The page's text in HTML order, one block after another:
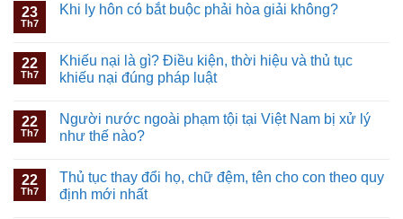
23
Th7
Khi ly hôn có bắt buộc phải hòa giải không?
22
Th7
Khiếu nại là gì? Điều kiện, thời hiệu và thủ tục
khiếu nại đúng pháp luật
22
Th7
Người nước ngoài phạm tội tại Việt Nam bị xử lý
như thế nào?
22
Th7
Thủ tục thay đổi họ, chữ đệm, tên cho con theo quy
định mới nhất